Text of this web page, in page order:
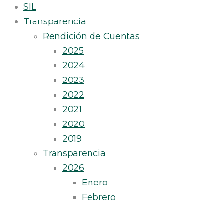
SIL
Transparencia
Rendición de Cuentas
2025
2024
2023
2022
2021
2020
2019
Transparencia
2026
Enero
Febrero